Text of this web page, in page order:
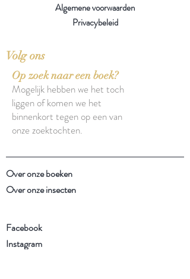
Algemene voorwaarden
Privacybeleid
Volg ons
Op zoek naar een boek?
Mogelijk hebben we het toch
liggen of komen we het
binnenkort tegen op een van
onze zoektochten.
Over onze boeken
Over onze insecten
Facebook
Instagram